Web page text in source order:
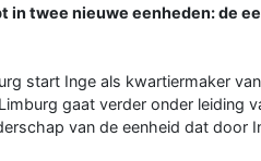
twee nieuwe eenheden: de
start Inge als kwartiermaker
gaat verder onder leiding
van de eenheid dat door